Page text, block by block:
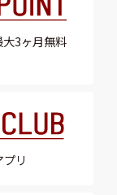
3ヶ月無料
リ